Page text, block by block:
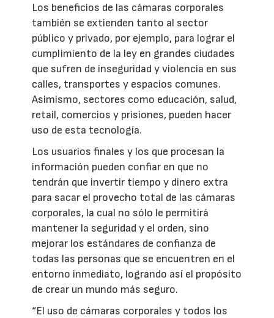
Los beneficios de las cámaras corporales
también se extienden tanto al sector
público y privado, por ejemplo, para lograr el
cumplimiento de la ley en grandes ciudades
que sufren de inseguridad y violencia en sus
calles, transportes y espacios comunes.
Asimismo, sectores como educación, salud,
retail, comercios y prisiones, pueden hacer
uso de esta tecnología.
Los usuarios finales y los que procesan la
información pueden confiar en que no
tendrán que invertir tiempo y dinero extra
para sacar el provecho total de las cámaras
corporales, la cual no sólo le permitirá
mantener la seguridad y el orden, sino
mejorar los estándares de confianza de
todas las personas que se encuentren en el
entorno inmediato, logrando así el propósito
de crear un mundo más seguro.
“El uso de cámaras corporales y todos los